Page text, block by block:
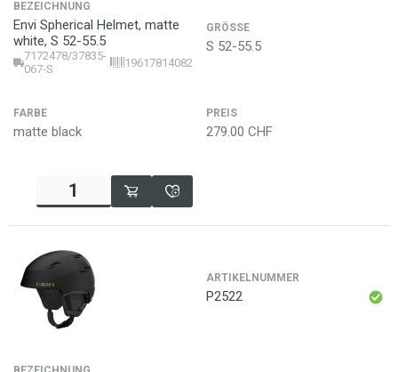
BEZEICHNUNG
Envi Spherical Helmet, matte
white, S 52-55.5
7172478/37835-
067-S
196178140829
GRÖSSE
S 52-55.5
FARBE
matte black
PREIS
279.00 CHF
ARTIKELNUMMER
P2522